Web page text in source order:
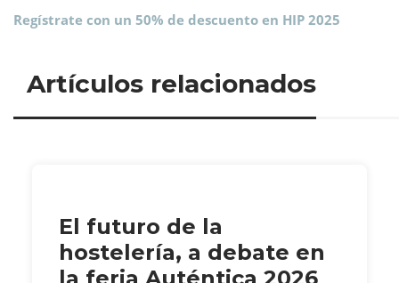
Regístrate con un 50% de descuento en HIP 2025
Artículos relacionados
El futuro de la
hostelería, a debate en